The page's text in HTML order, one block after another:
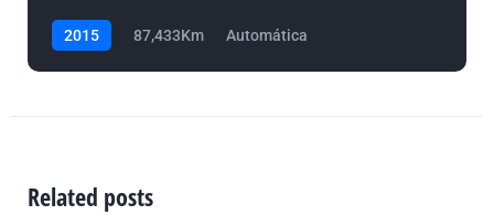
2015 87,433Km Automática
Related posts